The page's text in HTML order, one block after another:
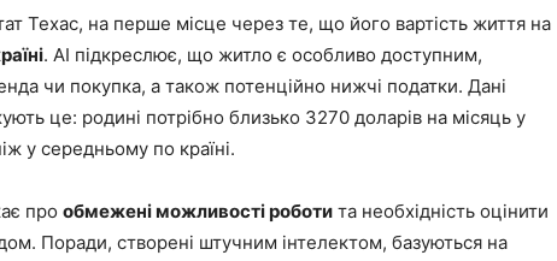
Техас, на перше місце через те, що його вартість життя на
. AI підкреслює, що житло є особливо доступним,
чи покупка, а також потенційно нижчі податки. Дані
це: родині потрібно близько 3270 доларів на місяць у
у середньому по країні.
про обмежені можливості роботи та необхідність оцінити
Поради, створені штучним інтелектом, базуються на